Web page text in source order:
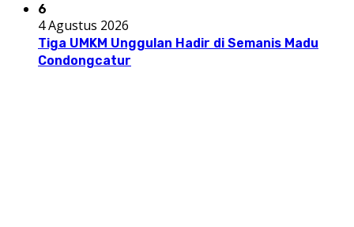
6
4 Agustus 2026
Tiga UMKM Unggulan Hadir di Semanis Madu
Condongcatur